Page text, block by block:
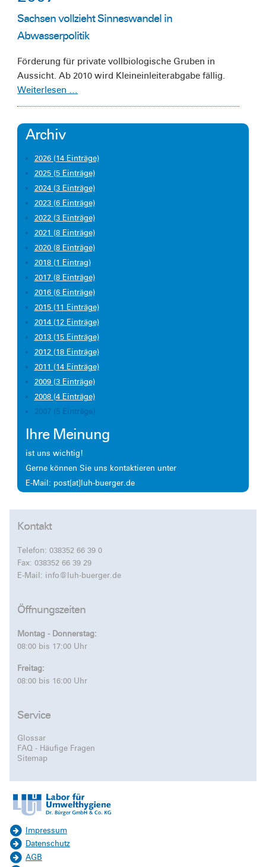
Sachsen vollzieht Sinneswandel in
Abwasserpolitik
Förderung für private vollbiologische Gruben in
Aussicht. Ab 2010 wird Kleineinleiterabgabe fällig.
Weiterlesen …
Archiv
2026 (14 Einträge)
2025 (5 Einträge)
2024 (3 Einträge)
2023 (6 Einträge)
2022 (3 Einträge)
2021 (8 Einträge)
2020 (8 Einträge)
2018 (1 Eintrag)
2017 (8 Einträge)
2016 (6 Einträge)
2015 (11 Einträge)
2014 (12 Einträge)
2013 (15 Einträge)
2012 (18 Einträge)
2011 (14 Einträge)
2009 (3 Einträge)
2008 (4 Einträge)
2007 (5 Einträge)
Ihre Meinung
ist uns wichtig!
Gerne können Sie uns kontaktieren unter
E-Mail: post[at]luh-buerger.de
Kontakt
Telefon:038352 66 39 0
Fax: 038352 66 39 29
E-Mail: info@luh-buerger.de
Öffnungszeiten
Montag - Donnerstag:
08:00 bis 17:00 Uhr
Freitag:
08:00 bis 16:00 Uhr
Service
Glossar
FAQ - Häufige Fragen
Sitemap
Impressum
Datenschutz
AGB